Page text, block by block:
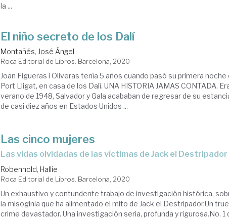
la ...
El niño secreto de los Dalí
Montañés, José Ángel
Roca Editorial de Libros. Barcelona, 2020
Joan Figueras i Oliveras tenía 5 años cuando pasó su primera noche
Port Lligat, en casa de los Dalí. UNA HISTORIA JAMAS CONTADA.
verano de 1948, Salvador y Gala acababan de regresar de su
de casi diez años en Estados Unidos ...
Las cinco mujeres
Las vidas olvidadas de las víctimas de Jack el Destripador
Robenhold, Hallie
Roca Editorial de Libros. Barcelona, 2020
Un exhaustivo y contundente trabajo de investigación histórica,
la misoginia que ha alimentado el mito de Jack el Destripador.Un true
crime devastador. Una investigación seria, profunda y rigurosa.No. 1